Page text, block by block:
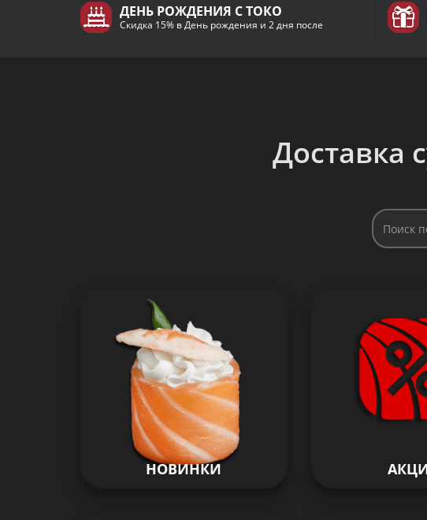
ДЕНЬ РОЖДЕНИЯ С ТОКО
Скидка 15% в День рождения и 2 дня после
Доставка
НОВИНКИ